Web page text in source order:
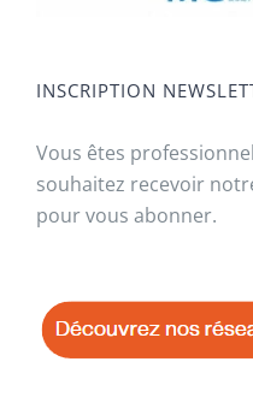
INSCRIPTION
Vous êtes
souhaitez recevoir
pour vous abonner.